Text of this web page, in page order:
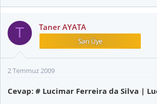
T Taner AYATA
2 Temmuz 2009
Cevap: # Lucimar Ferreira da Silva |